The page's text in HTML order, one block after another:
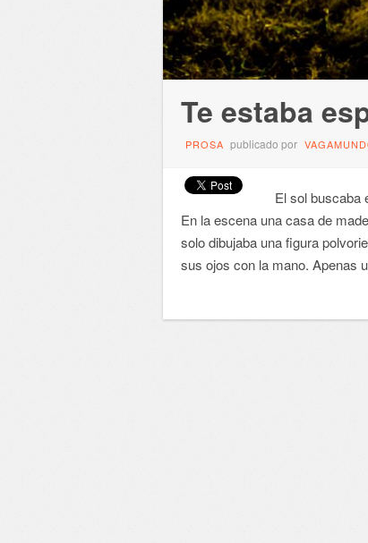
Te estaba
PROSA publicado por
El sol buscaba
En la escena una casa de
solo dibujaba una figura
sus ojos con la mano. Apenas